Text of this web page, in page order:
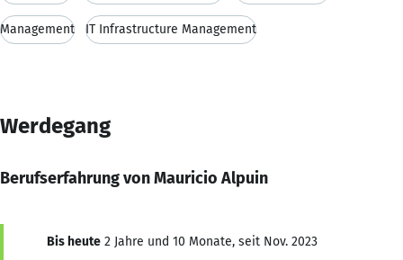
Management IT Infrastructure Management
Werdegang
Berufserfahrung von Mauricio Alpuin
Bis heute 2 Jahre und 10 Monate, seit Nov. 2023